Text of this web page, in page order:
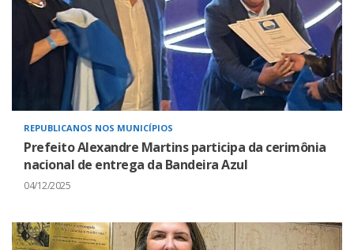
REPUBLICANOS NOS MUNICÍPIOS
Prefeito Alexandre Martins participa da cerimônia
nacional de entrega da Bandeira Azul
04/12/2025